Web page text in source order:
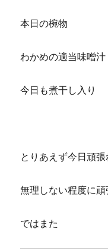
本日の椀物
わかめの適当味噌汁
今日も煮干し入り
とりあえず今日頑
無理しない程度に頑
ではまた